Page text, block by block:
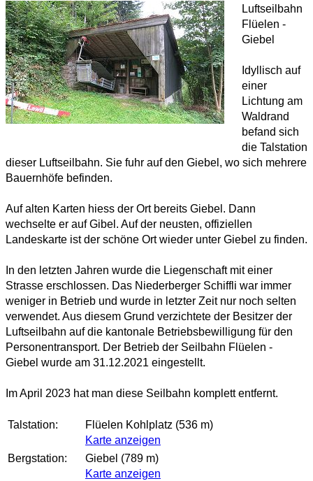
Luftseilbahn
Flüelen -
Giebel
Idyllisch auf
einer
Lichtung am
Waldrand
befand sich
die Talstation
dieser Luftseilbahn. Sie fuhr auf den Giebel, wo sich mehrere
Bauernhöfe befinden.
Auf alten Karten hiess der Ort bereits Giebel. Dann
wechselte er auf Gibel. Auf der neusten, offiziellen
Landeskarte ist der schöne Ort wieder unter Giebel zu finden.
In den letzten Jahren wurde die Liegenschaft mit einer
Strasse erschlossen. Das Niederberger Schiffli war immer
weniger in Betrieb und wurde in letzter Zeit nur noch selten
verwendet. Aus diesem Grund verzichtete der Besitzer der
Luftseilbahn auf die kantonale Betriebsbewilligung für den
Personentransport. Der Betrieb der Seilbahn Flüelen -
Giebel wurde am 31.12.2021 eingestellt.
Im April 2023 hat man diese Seilbahn komplett entfernt.
Talstation:
Flüelen Kohlplatz (536 m)
Karte anzeigen
Bergstation:
Giebel (789 m)
Karte anzeigen